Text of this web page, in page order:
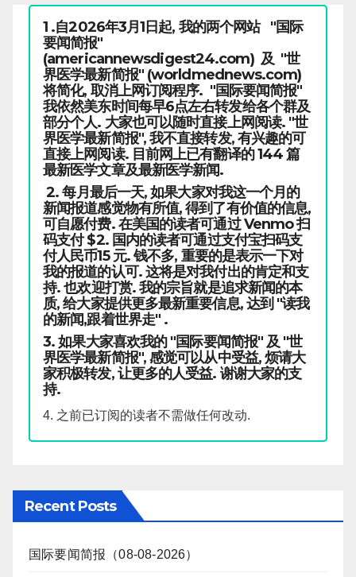
1 .自2026年3月1日起, 我的两个网站 "国际
要闻简报"
(americannewsdigest24.com) 及 "世
界医学最新简报" (worldmednews.com)
将简化, 取消上网订阅程序. "国际要闻简报"
我依然美东时间每早6点左右转发给各个群及
部分个人. 大家也可以随时直接上网阅读. "世
界医学最新简报", 我不直接转发, 有兴趣的可
直接上网阅读. 目前网上已有翻译的 144 篇
最新医学文章及最新医学新闻.
2. 每月最后一天, 如果大家对我这一个月的
新闻报道感觉物有所值, 得到了有价值的信息,
可自愿付费. 在美国的读者可通过 Venmo 扫
码支付 $2. 国内的读者可通过支付宝扫码支
付人民币15 元. 钱不多, 重要的是表示一下对
我的报道的认可. 这将是对我付出的肯定和支
持. 也欢迎打赏. 我的宗旨就是追求新闻的本
质, 给大家提供更多最新重要信息, 达到 "读我
的新闻,跟着世界走" .
3. 如果大家喜欢我的 "国际要闻简报" 及 "世
界医学最新简报", 感觉可以从中受益, 烦请大
家积极转发, 让更多的人受益. 谢谢大家的支
持.
4. 之前已订阅的读者不需做任何改动.
Recent Posts
国际要闻简报（08-08-2026）